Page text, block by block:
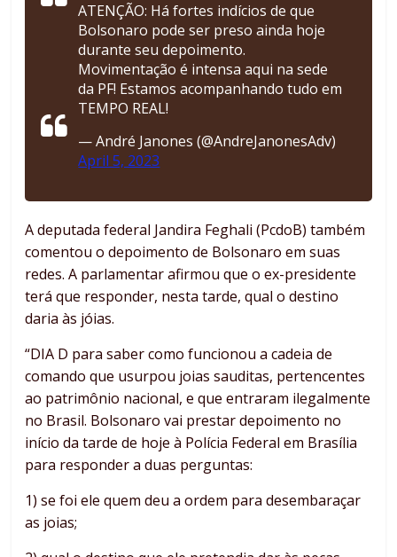
ATENÇÃO: Há fortes indícios de que
Bolsonaro pode ser preso ainda hoje
durante seu depoimento.
Movimentação é intensa aqui na sede
da PF! Estamos acompanhando tudo em
TEMPO REAL!
— André Janones (@AndreJanonesAdv)
April 5, 2023
A deputada federal Jandira Feghali (PcdoB) também
comentou o depoimento de Bolsonaro em suas
redes. A parlamentar afirmou que o ex-presidente
terá que responder, nesta tarde, qual o destino
daria às jóias.
“DIA D para saber como funcionou a cadeia de
comando que usurpou joias sauditas, pertencentes
ao patrimônio nacional, e que entraram ilegalmente
no Brasil. Bolsonaro vai prestar depoimento no
início da tarde de hoje à Polícia Federal em Brasília
para responder a duas perguntas:
1) se foi ele quem deu a ordem para desembaraçar
as joias;